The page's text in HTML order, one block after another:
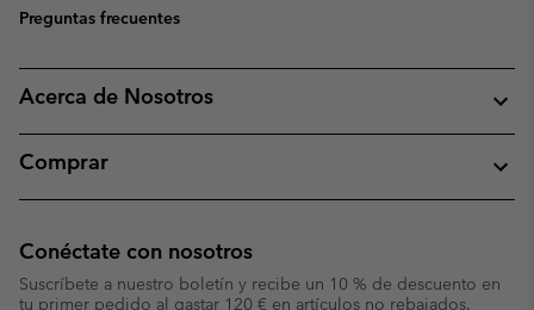
Preguntas frecuentes
Acerca de Nosotros
Comprar
Conéctate con nosotros
Suscríbete a nuestro boletín y recibe un 10 % de descuento en
tu primer pedido al gastar 120 € en artículos no rebajados.